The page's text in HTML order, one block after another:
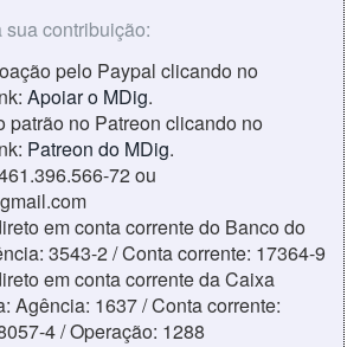
sua contribuição:
pelo Paypal clicando no
Apoiar o MDig.
patrão no Patreon clicando no
Patreon do MDig.
72 ou
em conta corrente do Banco do
3543-2 / Conta corrente: 17364-9
em conta corrente da Caixa
Agência: 1637 / Conta corrente:
4 / Operação: 1288